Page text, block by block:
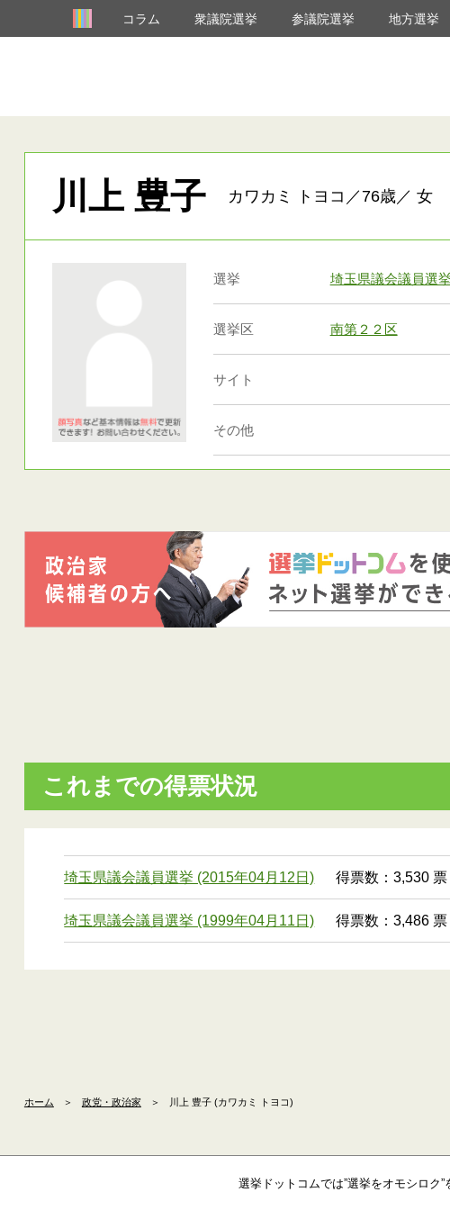
コラム 衆議院選挙 参議院選挙 地方選挙
川上 豊子 カワカミ トヨコ／76歳／ 女
選挙 埼玉県議会議員選挙
選挙区 南第２２区
サイト
その他
これまでの得票状況
埼玉県議会議員選挙 (2015年04月12日) 得票数：3,530 票
埼玉県議会議員選挙 (1999年04月11日) 得票数：3,486 票
ホーム ＞ 政党・政治家 ＞ 川上 豊子 (カワカミ トヨコ)
選挙ドットコムでは”選挙をオモシロク